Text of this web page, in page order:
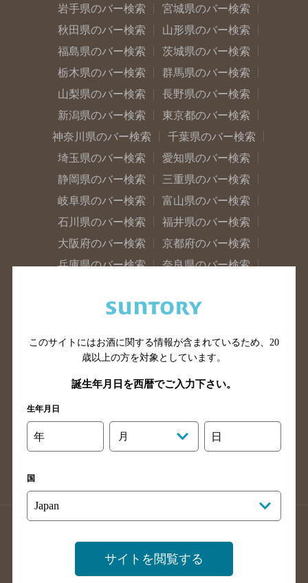
岩手県のバー検索
宮城県のバー検索
秋田県のバー検索
山形県のバー検索
福島県のバー検索
茨城県のバー検索
栃木県のバー検索
群馬県のバー検索
山梨県のバー検索
長野県のバー検索
新潟県のバー検索
東京都のバー検索
神奈川県のバー検索
千葉県のバー検索
埼玉県のバー検索
愛知県のバー検索
静岡県のバー検索
三重県のバー検索
岐阜県のバー検索
富山県のバー検索
石川県のバー検索
福井県のバー検索
大阪府のバー検索
京都府のバー検索
兵庫県のバー検索
奈良県のバー検索
広島県のバー検索
岡山県のバー検索
島根県のバー検索
徳島県のバー検索
高知県のバー検索
福岡県のバー検索
長崎県のバー検索
大分県のバー検索
熊本県のバー検索
掲載店舗様ログイン
このサイトにはお酒に関する情報が含まれているため、 20
歳以上の方を対象としています。
誕生年月日を西暦でご入力下さい。
生年月日
年 月 日
国
サイトを閲覧する